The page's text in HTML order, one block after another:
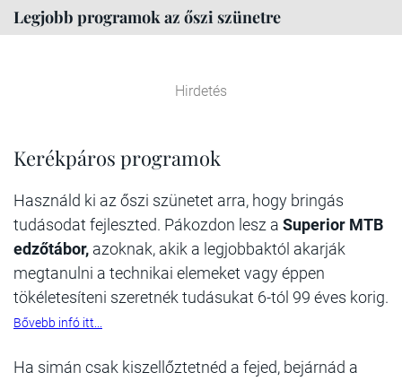
Legjobb programok az őszi szünetre
Hirdetés
Kerékpáros programok
Használd ki az őszi szünetet arra, hogy bringás
tudásodat fejleszted. Pákozdon lesz a Superior MTB
edzőtábor, azoknak, akik a legjobbaktól akarják
megtanulni a technikai elemeket vagy éppen
tökéletesíteni szeretnék tudásukat 6-tól 99 éves korig.
Bővebb infó itt...
Ha simán csak kiszellőztetnéd a fejed, bejárnád a